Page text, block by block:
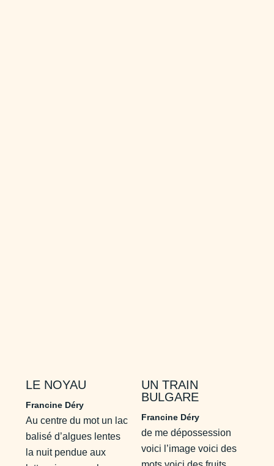
LE NOYAU
Francine Déry
Au centre du mot un lac
balisé d’algues lentes
la nuit pendue aux
UN TRAIN
BULGARE
Francine Déry
de me dépossession
voici l’image voici des